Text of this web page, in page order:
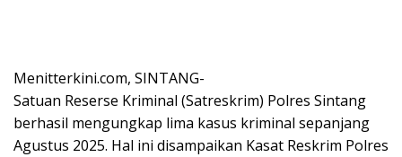
Menitterkini.com, SINTANG-
Satuan Reserse Kriminal (Satreskrim) Polres Sintang
berhasil mengungkap lima kasus kriminal sepanjang
Agustus 2025. Hal ini disampaikan Kasat Reskrim Polres